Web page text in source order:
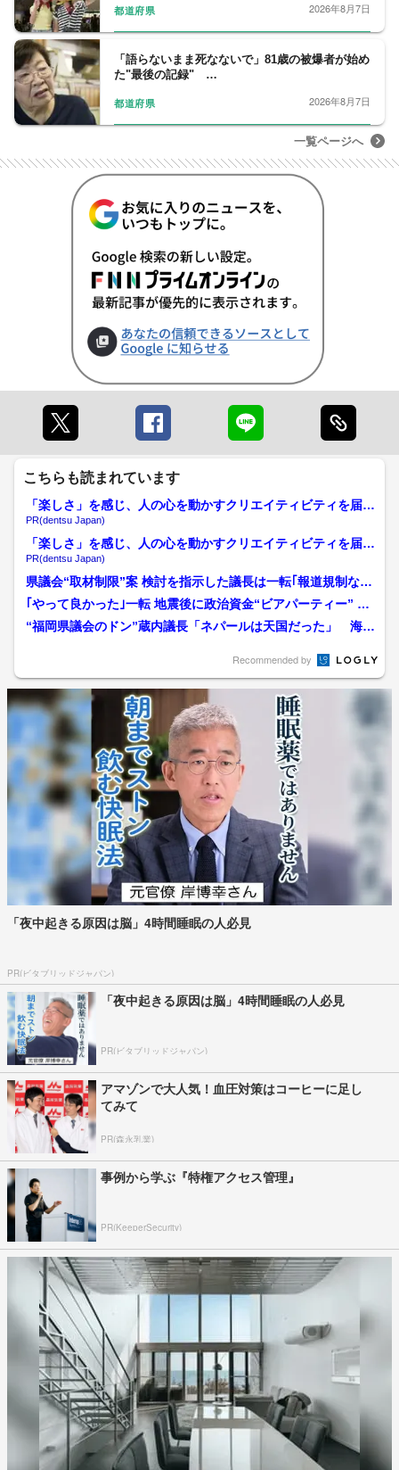
都道府県 2026年8月7日
「語らないまま死なないで」81歳の被爆者が始め
た"最後の記録" …
都道府県 2026年8月7日
一覧ページへ
こちらも読まれています
「楽しさ」を感じ、人の心を動かすクリエイティビティを届け
る
PR(dentsu Japan)
「楽しさ」を感じ、人の心を動かすクリエイティビティを届け
る
PR(dentsu Japan)
県議会“取材制限”案 検討を指示した議長は一転｢報道規制など
はとんでもない話…｣...
｢やって良かった｣一転 地震後に政治資金“ビアパーティー” 自
民党県議団会長辞意...
“福岡県議会のドン”蔵内議長「ネパールは天国だった」 海外
Recommended by
「夜中起きる原因は脳」4時間睡眠の人必見
PR(ビタブリッドジャパン)
「夜中起きる原因は脳」4時間睡眠の人必見
PR(ビタブリッドジャパン)
アマゾンで大人気！血圧対策はコーヒーに足し
てみて
PR(森永乳業)
事例から学ぶ『特権アクセス管理』
PR(KeeperSecurity)